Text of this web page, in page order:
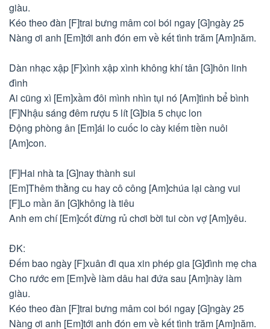
giàu.
Kéo theo đàn [F]trai bưng mâm coi bói ngay [G]ngày 25
Nàng ơi anh [Em]tới anh đón em về kết tình trăm [Am]năm.
Dàn nhạc xập [F]xình xập xình không khí tân [G]hôn linh
đình
Ai cũng xì [Em]xầm đôi mình nhìn tụi nó [Am]tình bể bình
[F]Nhậu sáng đêm rượu 5 lít [G]bia 5 chục lon
Động phòng ân [Em]ái lo cuốc lo cày kiếm tiền nuôi
[Am]con.
[F]Hai nhà ta [G]nay thành sui
[Em]Thêm thằng cu hay cô công [Am]chúa lại càng vui
[F]Lo mần ăn [G]không là tiêu
Anh em chí [Em]cốt đừng rủ chơi bời tui còn vợ [Am]yêu.
ĐK:
Đếm bao ngày [F]xuân đi qua xin phép gia [G]đình mẹ cha
Cho rước em [Em]về làm dâu hai đứa sau [Am]này làm
giàu.
Kéo theo đàn [F]trai bưng mâm coi bói ngay [G]ngày 25
Nàng ơi anh [Em]tới anh đón em về kết tình trăm [Am]năm.